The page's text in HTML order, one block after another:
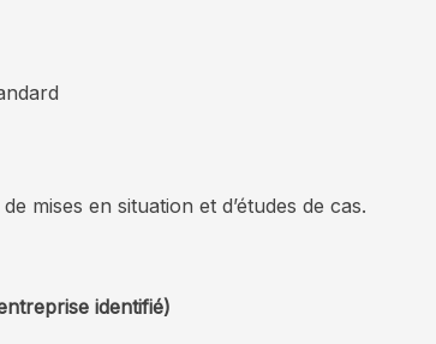
mises en situation et d’études de cas.
identifié)